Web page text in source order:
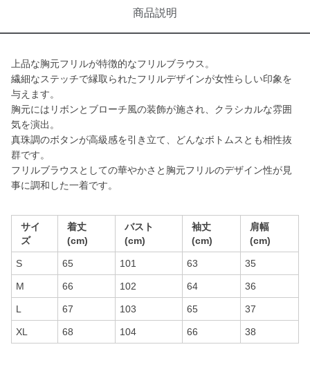
商品説明
上品な胸元フリルが特徴的なフリルブラウス。
繊細なステッチで縁取られたフリルデザインが女性らしい印象を
与えます。
胸元にはリボンとブローチ風の装飾が施され、クラシカルな雰囲
気を演出。
真珠調のボタンが高級感を引き立て、どんなボトムスとも相性抜
群です。
フリルブラウスとしての華やかさと胸元フリルのデザイン性が見
事に調和した一着です。
サイ
ズ
着丈
(cm)
バスト
(cm)
袖丈
(cm)
肩幅
(cm)
S 65 101 63 35
M 66 102 64 36
L 67 103 65 37
XL 68 104 66 38